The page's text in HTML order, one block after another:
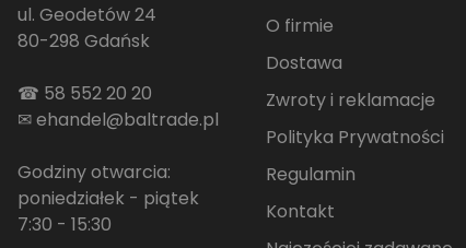
ul. Geodetów 24
80-298 Gdańsk
☎ 58 552 20 20
✉ehandel@baltrade.pl
Godziny otwarcia:
poniedziałek - piątek
7:30 - 15:30
O firmie
Dostawa
Zwroty i reklamacje
Polityka Prywatności
Regulamin
Kontakt